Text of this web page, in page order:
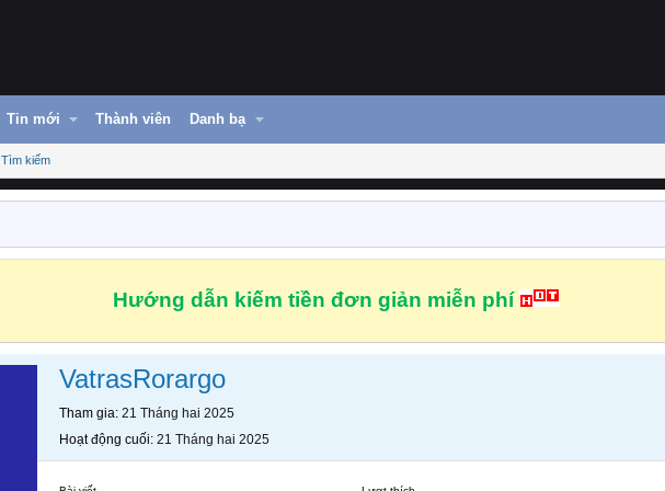
Tin mới Thành viên Danh bạ
Tìm kiếm
Hướng dẫn kiếm tiền đơn giản miễn phí
VatrasRorargo
Tham gia 21 Tháng hai 2025
Hoạt động cuối 21 Tháng hai 2025